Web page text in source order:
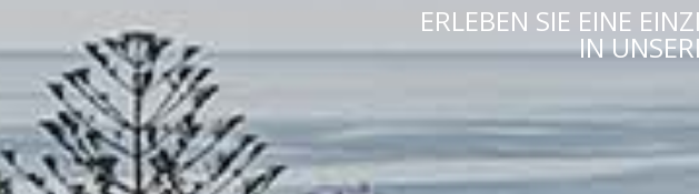
ERLEBEN SIE EINE
IN